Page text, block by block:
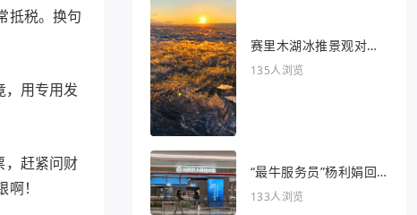
抵税。换句
，用专用发
赶紧问财
！
赛里木湖冰推景观对我
眼睛很好
135人浏览
“最牛服务员”杨利娟回
归海底捞
133人浏览